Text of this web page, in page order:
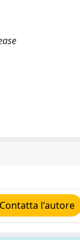
Contatta l'autore